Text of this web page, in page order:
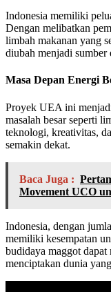
Indonesia memiliki
Dengan melibatkan
limbah makanan yang
diubah menjadi sumber
Masa Depan Energi
Proyek UEA ini
masalah besar seperti
teknologi, kreativitas,
semakin dekat.
Baca Juga :
Movement UCO
Indonesia, dengan
memiliki kesempatan
budidaya maggot
menciptakan dunia